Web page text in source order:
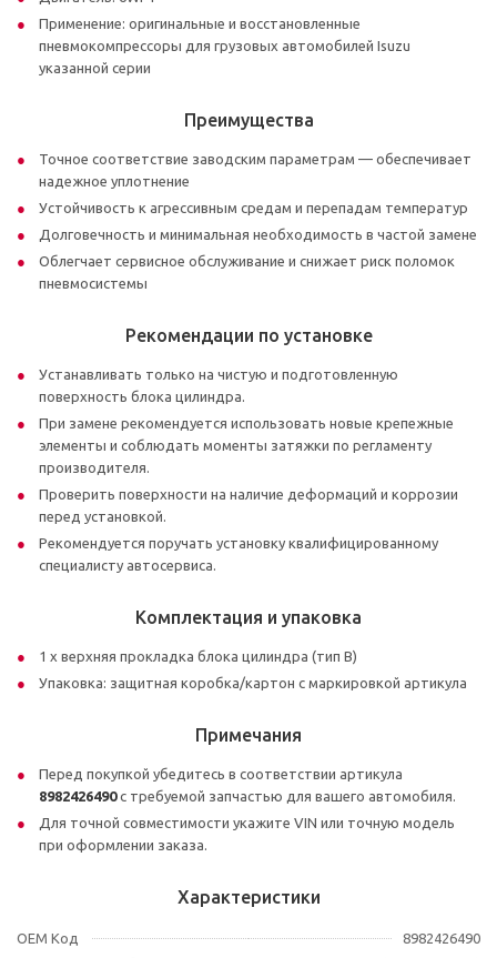
Применение: оригинальные и восстановленные
пневмокомпрессоры для грузовых автомобилей Isuzu
указанной серии
Преимущества
Точное соответствие заводским параметрам — обеспечивает
надежное уплотнение
Устойчивость к агрессивным средам и перепадам температур
Долговечность и минимальная необходимость в частой замене
Облегчает сервисное обслуживание и снижает риск поломок
пневмосистемы
Рекомендации по установке
Устанавливать только на чистую и подготовленную
поверхность блока цилиндра.
При замене рекомендуется использовать новые крепежные
элементы и соблюдать моменты затяжки по регламенту
производителя.
Проверить поверхности на наличие деформаций и коррозии
перед установкой.
Рекомендуется поручать установку квалифицированному
специалисту автосервиса.
Комплектация и упаковка
1 х верхняя прокладка блока цилиндра (тип B)
Упаковка: защитная коробка/картон с маркировкой артикула
Примечания
Перед покупкой убедитесь в соответствии артикула
8982426490с требуемой запчастью для вашего автомобиля.
Для точной совместимости укажите VIN или точную модель
при оформлении заказа.
Характеристики
OEM Код
8982426490